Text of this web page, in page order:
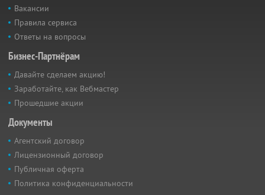
Вакансии
Правила сервиса
Ответы на вопросы
Бизнес-Партнёрам
Давайте сделаем акцию!
Заработайте, как Вебмастер
Прошедшие акции
Документы
Агентский договор
Лицензионный договор
Публичная оферта
Политика конфиденциальности